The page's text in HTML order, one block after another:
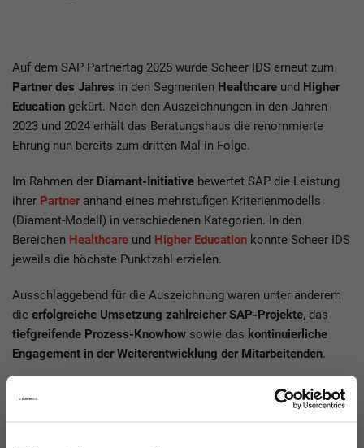
Auf dem SAP Partnertag 2025 wurde Scheer IDS erneut zum
Partner des Jahres in den Segmenten Healthcare und Higher
Education gekürt. Nach den Auszeichnungen in den Jahren
2023 und 2024 erhält das Beratungshaus die renommierte
Ehrung nun bereits zum dritten Mal in Folge.
Im Rahmen der Diamant-Initiative bewertet SAP die Leistung
ihrer Partner anhand eines mehrstufigen Kriterienmodells
(Diamant-Modell) in verschiedenen Kategorien. In den
Bereichen Healthcare und Higher Education konnte Scheer IDS
jeweils die höchste Punktzahl erzielen.
Ausschlaggebend für die Auszeichnung waren unter anderem
die erfolgreiche Umsetzung zahlreicher SAP-Projekte, das
tiefgreifende Prozess-Knowhow sowie das kontinuierliche
Engagement in der Weiterentwicklung der Mitarbeitenden.